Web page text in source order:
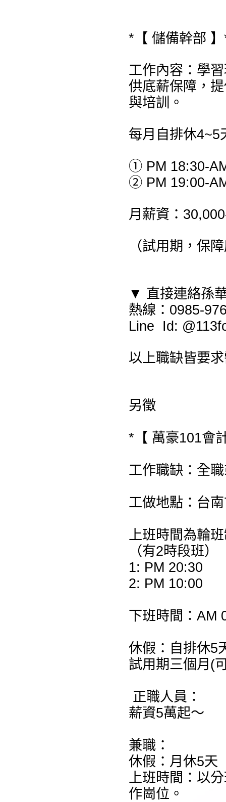
*【 儲備幹部
工作內容：學
供底薪保障，
與培訓。
每月自排休4~5
① PM 18:30-
② PM 19:00-
月薪資：
（試用期，保
▼ 直接連絡孫
熱線：0985-
Line Id:
以上職缺皆要
另徵
*【 萬豪101會
工作職缺：全
工做地點：台
上班時間為輪
（有2時段班）
1: PM 20:30
2: PM 10:00
下班時間：AM
休假：自排休5
試用期三個月(
正職人員：
薪資5萬起～
兼職：
休假：月休5天
上班時間：以
作崗位。